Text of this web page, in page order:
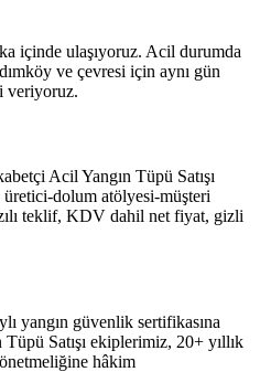
içinde ulaşıyoruz. Acil durumda
ve çevresi için aynı gün
veriyoruz.
Acil Yangın Tüpü Satışı
üretici-dolum atölyesi-müşteri
teklif, KDV dahil net fiyat, gizli
yangın güvenlik sertifikasına
Satışı ekiplerimiz, 20+ yıllık
hâkim